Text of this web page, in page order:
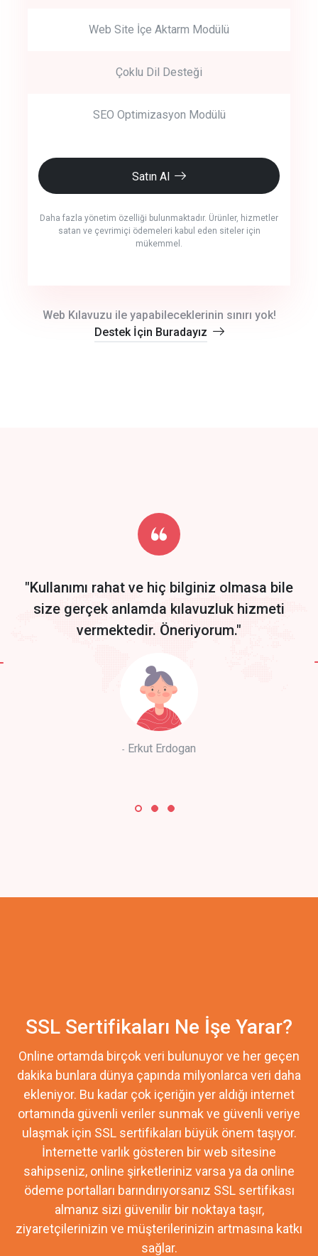
Web Site İçe Aktarm Modülü
Çoklu Dil Desteği
SEO Optimizasyon Modülü
Satın Al
Daha fazla yönetim özelliği bulunmaktadır. Ürünler, hizmetler
satan ve çevrimiçi ödemeleri kabul eden siteler için
mükemmel.
Start by trying our service for 30 days free trial no credit card
required.
Web Kılavuzu ile yapabileceklerinin sınırı yok!
Destek İçin Buradayız
"Kullanımı rahat ve hiç bilginiz olmasa bile
size gerçek anlamda kılavuzluk hizmeti
vermektedir. Öneriyorum."
Erkut Erdogan
SSL Sertifikaları Ne İşe Yarar?
Online ortamda birçok veri bulunuyor ve her geçen
dakika bunlara dünya çapında milyonlarca veri daha
ekleniyor. Bu kadar çok içeriğin yer aldığı internet
ortamında güvenli veriler sunmak ve güvenli veriye
ulaşmak için SSL sertifikaları büyük önem taşıyor.
İnternette varlık gösteren bir web sitesine
sahipseniz, online şirketleriniz varsa ya da online
ödeme portalları barındırıyorsanız SSL sertifikası
almanız sizi güvenilir bir noktaya taşır,
ziyaretçilerinizin ve müşterilerinizin artmasına katkı
sağlar.